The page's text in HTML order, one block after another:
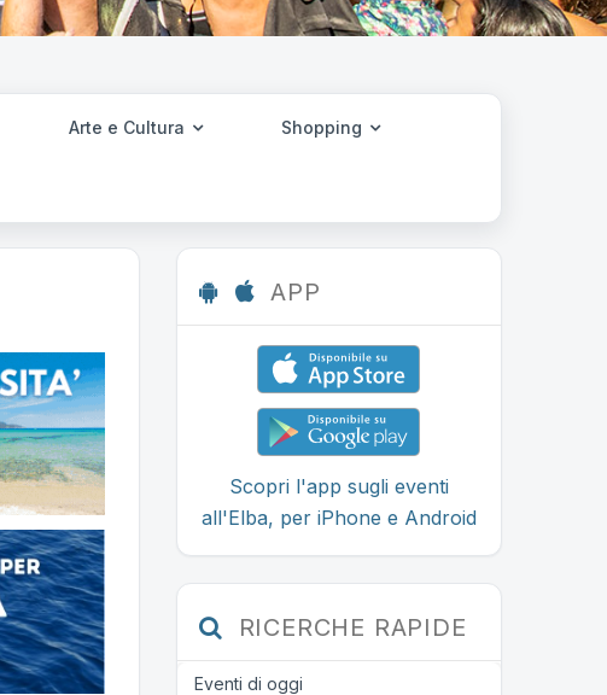
Arte e Cultura Shopping
APP
Scopri l'app sugli eventi
all'Elba, per iPhone e Android
RICERCHE RAPIDE
Eventi di oggi